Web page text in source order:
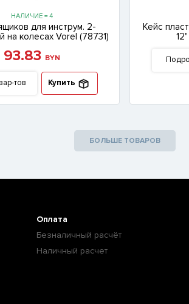
НАЛИЧИЕ = 4
для инструм. 2-
на колесах Vorel (78731)
93.83 BYN
тов Купить
Кейс
БОЛЬШЕ ТОВАРОВ
Оплата
Безналичный расчёт
Наличный расчет